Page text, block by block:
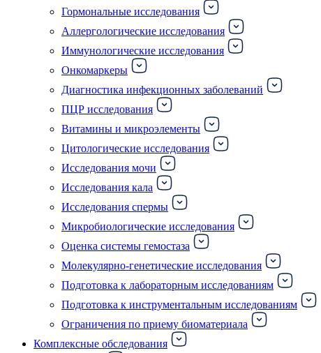
Гормональные исследования
Аллергологические исследования
Иммунологические исследования
Онкомаркеры
Диагностика инфекционных заболеваний
ПЦР исследования
Витамины и микроэлементы
Цитологические исследования
Исследования мочи
Исследования кала
Исследования спермы
Микробиологические исследования
Оценка системы гемостаза
Молекулярно-генетические исследования
Подготовка к лабораторным исследованиям
Подготовка к инструментальным исследованиям
Ограничения по приему биоматериала
Комплексные обследования